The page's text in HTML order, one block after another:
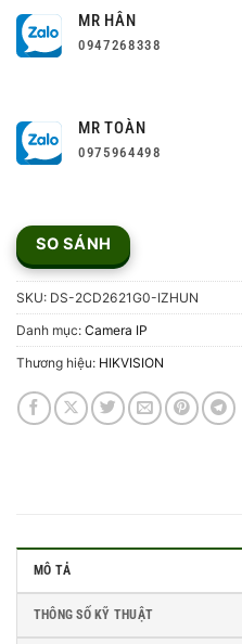
MR HÂN
0947268338
MR TOÀN
0975964498
SO SÁNH
SKU: DS-2CD2621G0-IZHUN
Danh mục: Camera IP
Thương hiệu: HIKVISION
MÔ TẢ
THÔNG SỐ KỸ THUẬT